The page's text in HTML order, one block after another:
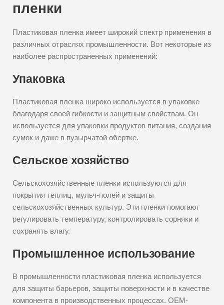
пленки
Пластиковая пленка имеет широкий спектр применения в
различных отраслях промышленности. Вот некоторые из
наиболее распространенных применений:
Упаковка
Пластиковая пленка широко используется в упаковке
благодаря своей гибкости и защитным свойствам. Он
используется для упаковки продуктов питания, создания
сумок и даже в пузырчатой обертке.
Сельское хозяйство
Сельскохозяйственные пленки используются для
покрытия теплиц, мульч-полей и защиты
сельскохозяйственных культур. Эти пленки помогают
регулировать температуру, контролировать сорняки и
сохранять влагу.
Промышленное использование
В промышленности пластиковая пленка используется
для защиты барьеров, защиты поверхности и в качестве
компонента в производственных процессах. OEM-